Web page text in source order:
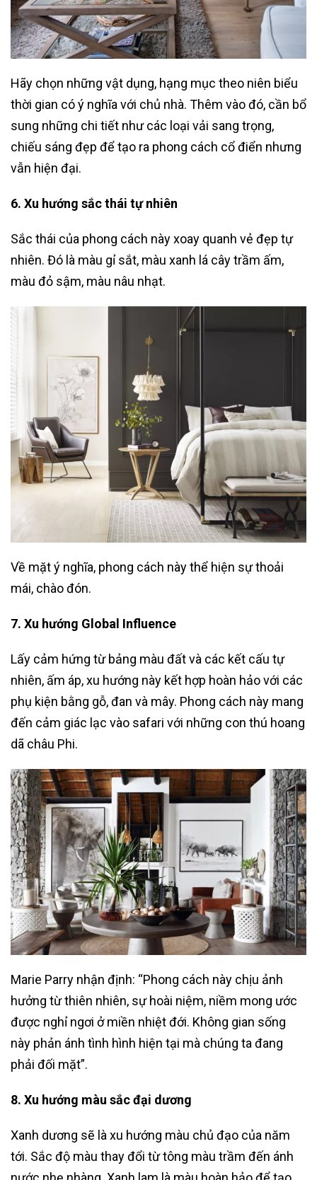
Hãy chọn những vật dụng, hạng mục theo niên biểu
thời gian có ý nghĩa với chủ nhà. Thêm vào đó, cần bổ
sung những chi tiết như các loại vải sang trọng,
chiếu sáng đẹp để tạo ra phong cách cổ điển nhưng
vẫn hiện đại.
6. Xu hướng sắc thái tự nhiên
Sắc thái của phong cách này xoay quanh vẻ đẹp tự
nhiên. Đó là màu gỉ sắt, màu xanh lá cây trầm ấm,
màu đỏ sậm, màu nâu nhạt.
Về mặt ý nghĩa, phong cách này thể hiện sự thoải
mái, chào đón.
7. Xu hướng Global Influence
Lấy cảm hứng từ bảng màu đất và các kết cấu tự
nhiên, ấm áp, xu hướng này kết hợp hoàn hảo với các
phụ kiện bằng gỗ, đan và mây. Phong cách này mang
đến cảm giác lạc vào safari với những con thú hoang
dã châu Phi.
Marie Parry nhận định: “Phong cách này chịu ảnh
hưởng từ thiên nhiên, sự hoài niệm, niềm mong ước
được nghỉ ngơi ở miền nhiệt đới. Không gian sống
này phản ánh tình hình hiện tại mà chúng ta đang
phải đối mặt”.
8. Xu hướng màu sắc đại dương
Xanh dương sẽ là xu hướng màu chủ đạo của năm
tới. Sắc độ màu thay đổi từ tông màu trầm đến ánh